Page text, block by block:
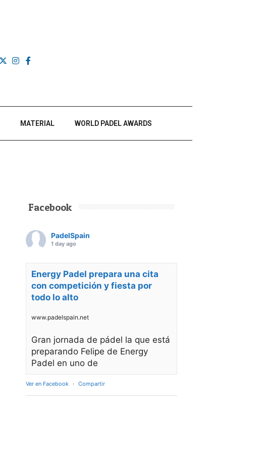
MATERIAL WORLD PADEL AWARDS
Facebook
PadelSpain
1 day ago
Energy Padel prepara una cita
con competición y fiesta por
todo lo alto
www.padelspain.net
Gran jornada de pádel la que está
preparando Felipe de Energy
Padel en uno de
Ver en Facebook · Compartir